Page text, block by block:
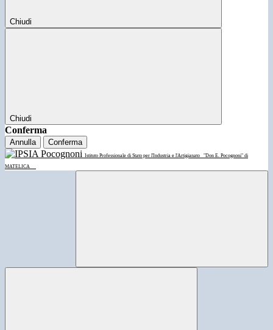
Chiudi
Chiudi
Conferma
Annulla Conferma
Istituto Professionale di Stato per l'Industria e l'Artigianato
"Don E. Pocognoni" di
MATELICA